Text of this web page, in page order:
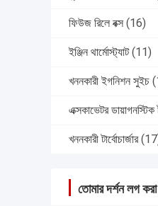
ফিউজ রিলে বক্স (16)
ইঞ্জিন থার্মোস্ট্যাট (11)
খননকারী ইগনিশন সুইচ
এক্সকাভেটর
খননকারী টার্বোচার্জার
তোমার দর্শন লগ